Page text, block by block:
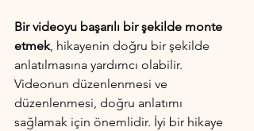
Bir videoyu başarılı bir şekilde monte
etmek, hikayenin doğru bir şekilde
anlatılmasına yardımcı olabilir.
Videonun düzenlenmesi ve
düzenlenmesi, doğru anlatımı
sağlamak için önemlidir. İyi bir hikaye